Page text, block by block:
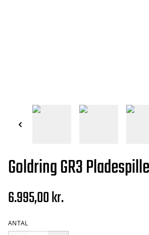
Goldring GR3
6.995,00 kr.
ANTAL